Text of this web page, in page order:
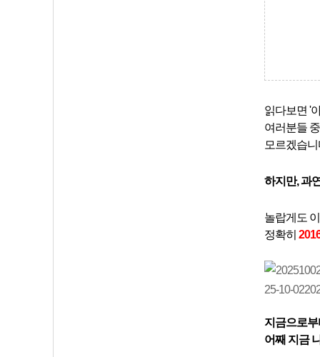
읽다보면 '
여러분들
모르겠습니
하지만, 과
놀랍게도
정확히
지금으로
어째 지금